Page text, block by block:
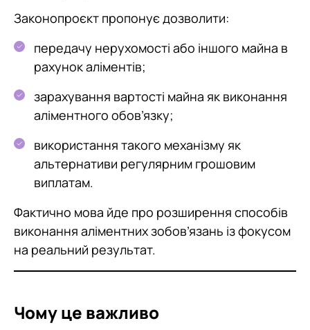
Законопроєкт пропонує дозволити:
передачу нерухомості або іншого майна в
рахунок аліментів;
зарахування вартості майна як виконання
аліментного обов’язку;
використання такого механізму як
альтернативи регулярним грошовим
виплатам.
Фактично мова йде про розширення способів
виконання аліментних зобов’язань із фокусом
на реальний результат.
Чому це важливо